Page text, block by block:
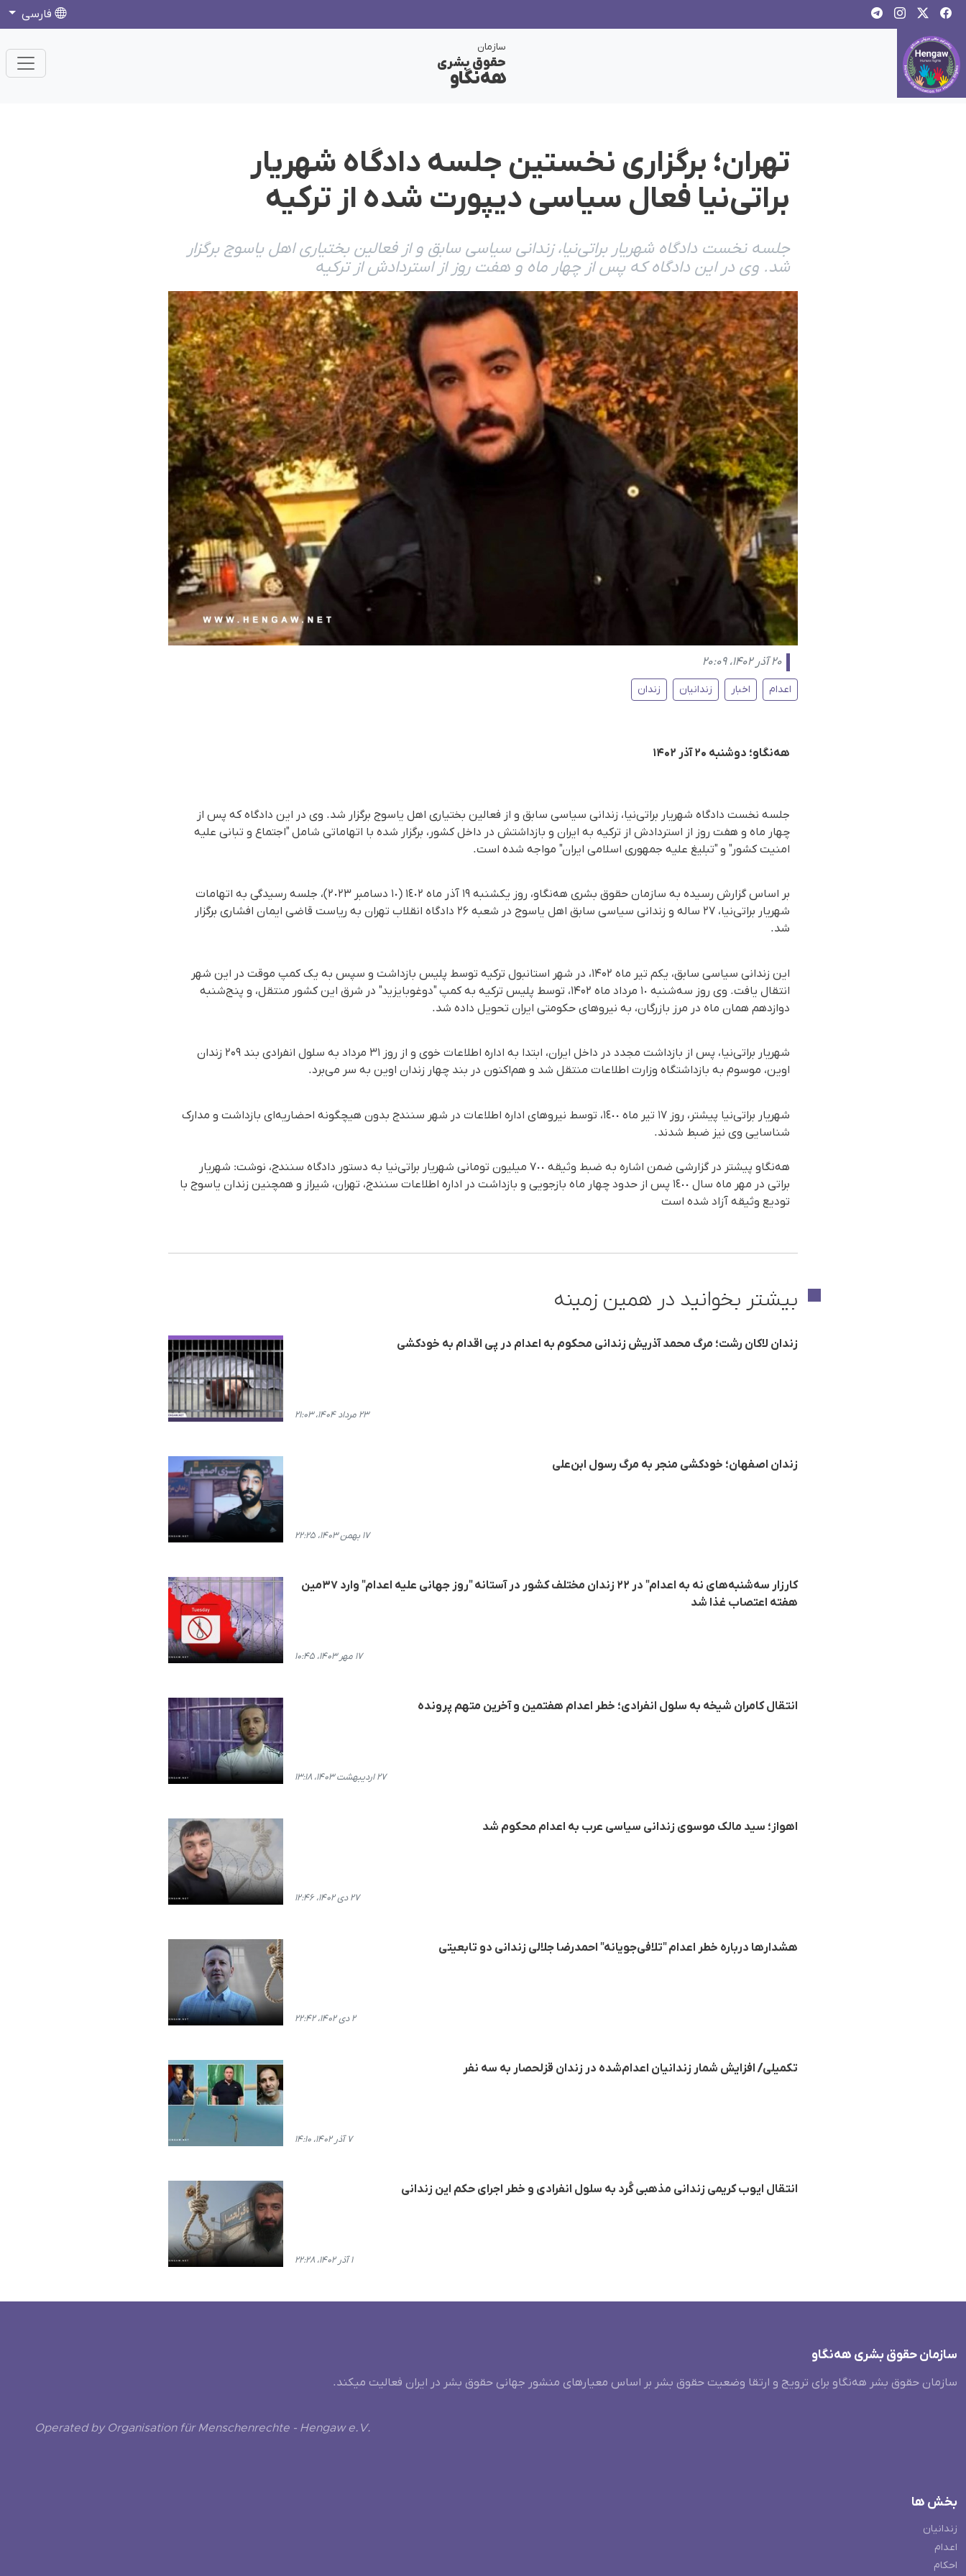
فارسی
سازمان
حقوق بشری
هەنگاو
تهران؛ برگزاری نخستین جلسه دادگاه شهریار
براتی‌نیا فعال سیاسی دیپورت شده از ترکیه
جلسه نخست دادگاه شهریار براتی‌نیا، زندانی سیاسی سابق و از فعالین بختیاری اهل یاسوج برگزار
شد. وی در این دادگاه که پس از چهار ماه و هفت روز از استردادش از ترکیه
۲۰ آذر ۱۴۰۲، ۲۰:۰۹
اعدام اخبار زندانیان زندان
هه‌نگاو؛ دوشنبه ۲۰ آذر ۱۴۰۲
جلسه نخست دادگاه شهریار براتی‌نیا، زندانی سیاسی سابق و از فعالین بختیاری اهل یاسوج برگزار شد. وی در این دادگاه که پس از
چهار ماه و هفت روز از استردادش از ترکیه به ایران و بازداشتش در داخل کشور، برگزار شده با اتهاماتی شامل "اجتماع و تبانی علیه
امنیت کشور" و "تبلیغ علیه جمهوری اسلامی ایران" مواجه شده است.
بر اساس گزارش رسیده به سازمان حقوق بشری هه‌نگاو، روز یکشنبه ١٩ آذر ماه ١٤٠٢ (١٠ دسامبر ٢٠٢٣)، جلسه رسیدگی به اتهامات
شهریار براتی‌نیا، ٢٧ ساله و زندانی سیاسی سابق اهل یاسوج در شعبه ۲۶ دادگاه انقلاب تهران به ریاست قاضی ایمان افشاری برگزار
شد.
این زندانی سیاسی سابق، یکم تیر ماه ۱۴۰۲، در شهر استانبول ترکیه توسط پلیس بازداشت و سپس به یک کمپ موقت در این شهر
انتقال یافت. وی روز سه‌شنبه ١٠ مرداد ماه ۱۴۰۲، توسط پلیس ترکیه به کمپ "دوغوبایزید" در شرق این کشور منتقل، و پنج‌شنبه
دوازدهم همان ماه در مرز بازرگان، به نیروهای حکومتی ایران تحویل داده شد.
شهریار براتی‌نیا، پس از بازداشت مجدد در داخل ایران، ابتدا به اداره اطلاعات خوی و از روز ٣١ مرداد به سلول انفرادی بند ۲۰۹ زندان
اوین، موسوم به بازداشتگاه وزارت اطلاعات منتقل شد و هم‌اکنون در بند چهار زندان اوین به سر می‌برد.
شهریار براتی‌نیا پیشتر، روز ١٧ تیر ماه ١٤٠٠، توسط نیروهای اداره اطلاعات در شهر سنندج بدون هیچگونە احضاریە‌ای بازداشت و مدارک
شناسایی وی نیز ضبط شدند.
هه‌نگاو پیشتر در گزارشی ضمن اشاره به ضبط وثیقه ٧٠٠ میلیون تومانی شهریار براتی‌نیا به دستور دادگاه سنندج، نوشت: شهریار
براتی در مهر ماه سال ١٤٠٠ پس از حدود چهار ماه بازجویی و بازداشت در اداره‌ اطلاعات سنندج، تهران، شیراز و همچنین زندان یاسوج با
تودیع وثیقه آزاد شده است
بیشتر بخوانید در همین زمینه
زندان لاکان رشت؛ مرگ م‍حمد آذریش زندانی م‍حکوم به اعدام در پی اقدام به خودکشی
۲۳ مرداد ۱۴۰۴، ۲۱:۰۳
زندان اصفهان؛ خودکشی منجر به مرگ رسول ابن‌علی
۱۷ بهمن ۱۴۰۳، ۲۲:۲۵
کارزار سه‌شنبه‌های نه به اعدام" در ۲۲ زندان مختلف کشور در آستانه "روز جهانی علیه اعدام" وارد ۳۷مین
هفته اعتصاب غذا شد
۱۷ مهر ۱۴۰۳، ۱۰:۴۵
انتقال کامران شیخه به سلول انفرادی؛ خطر اعدام هفتمین و آخرین متهم پرونده
۲۷ اردیبهشت ۱۴۰۳، ۱۳:۱۸
اهواز؛ سید مالک موسوی زندانی سیاسی عرب به اعدام محکوم شد
۲۷ دی ۱۴۰۲، ۱۲:۴۶
هشدارها درباره خطر اعدام "تلافی‌جویانه" احمدرضا جلالی زندانی دو تابعیتی
۲ دی ۱۴۰۲، ۲۲:۴۲
تکمیلی/ افزایش شمار زندانیان اعدام‌شده در زندان قزلحصار به سه نفر
۷ آذر ۱۴۰۲، ۱۴:۱۰
انتقال ایوب کریمی زندانی مذهبی کُرد به سلول انفرادی و خطر اجرای حکم این زندانی
۱ آذر ۱۴۰۲، ۲۲:۲۸
سازمان حقوق بشری هەنگاو
سازمان حقوق بشر هه‌نگاو برای ترویج و ارتقا وضعیت حقوق بشر بر اساس معیارهای منشور جهانی حقوق بشر در ایران فعالیت میکند.
Operated by Organisation für Menschenrechte - Hengaw e.V.
بخش ها
زندانیان
اعدام
احکام